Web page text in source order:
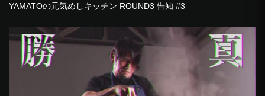
YAMATOの元気めしキッチン ROUND3 告知 #3